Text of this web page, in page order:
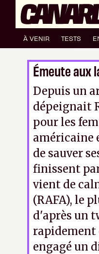
À VENIR TESTS
Émeute aux
Depuis un
dépeignait
pour les
américaine
de sauver
finissent
vient de
(RAFA), le
d'après un
engagé un